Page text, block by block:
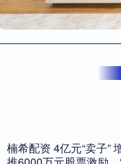
楠希配资 4亿元“卖子”